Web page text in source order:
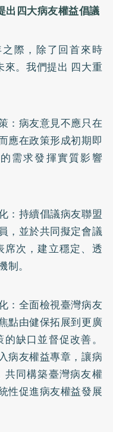
出四大病友權益倡議
際，除了回首來時
來。我們提出 四大重
：病友意見不應只在
應在政策形成初期即
需求發揮實質影響
：持續倡議病友聯盟
，並於共同擬定會議
次，建立穩定、透
制。
：全面檢視臺灣病友
點由健保拓展到更廣
缺口並督促改善。
病友權益專章，讓病
同構築臺灣病友權
性促進病友權益發展